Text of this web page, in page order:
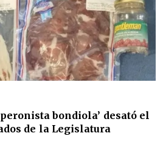
bondiola’ desató el
de la Legislatura